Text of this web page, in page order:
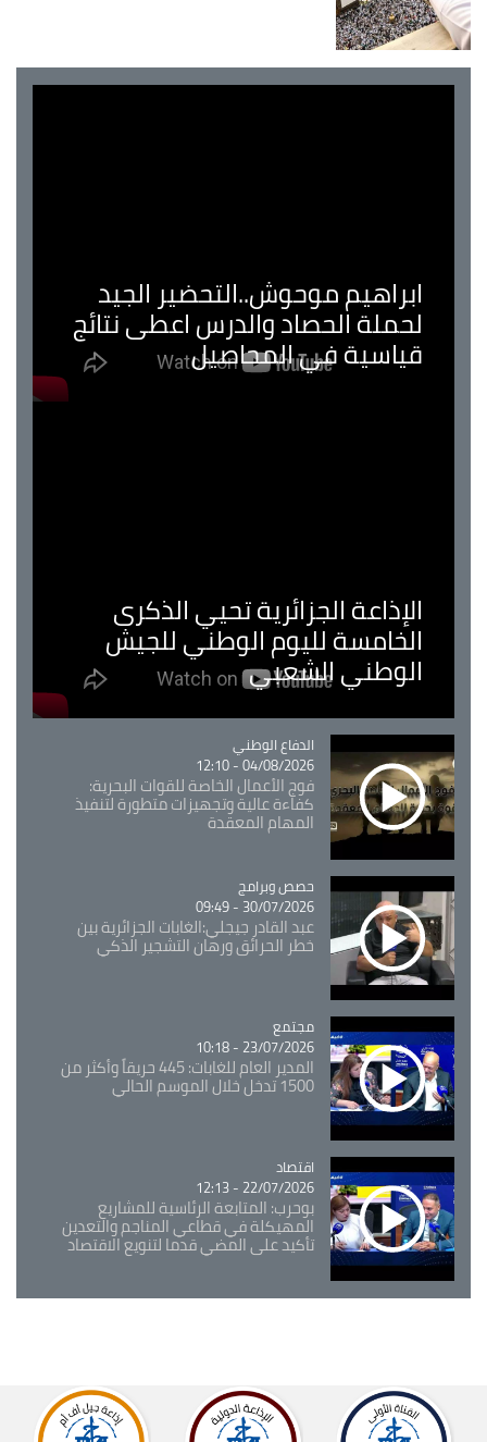
ابراهيم موحوش..التحضير الجيد
لحملة الحصاد والدرس اعطى نتائج
قياسية في المحاصيل
الإذاعة الجزائرية تحيي الذكرى
الخامسة لليوم الوطني للجيش
الوطني الشعبي
Catégorie
الدفاع الوطني
04/08/2026 - 12:10
فوج الأعمال الخاصة للقوات البحرية:
كفاءة عالية وتجهيزات متطورة لتنفيذ
المهام المعقدة
Catégorie
حصص وبرامج
30/07/2026 - 09:49
عبد القادر جيجلي:الغابات الجزائرية بين
خطر الحرائق ورهان التشجير الذكي
Catégorie
مجتمع
23/07/2026 - 10:18
المدير العام للغابات: 445 حريقاً وأكثر من
1500 تدخل خلال الموسم الحالي
Catégorie
اقتصاد
22/07/2026 - 12:13
بوحرب: المتابعة الرئاسية للمشاريع
المهيكلة في قطاعي المناجم والتعدين
تأكيد على المضي قدما لتنويع الاقتصاد